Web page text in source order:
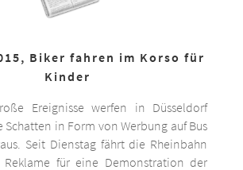
Biker fahren im Korso für
Kinder
Ereignisse werfen in Düsseldorf
Schatten in Form von Werbung auf Bus
Seit Dienstag fährt die Rheinbahn
Reklame für eine Demonstration der